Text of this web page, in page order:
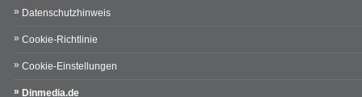
Datenschutzhinweis
Cookie-Richtlinie
Cookie-Einstellungen
Dinmedia.de